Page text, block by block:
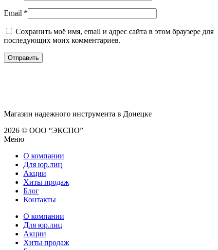
Email *
Сохранить моё имя, email и адрес сайта в этом браузере для
последующих моих комментариев.
Магазин надежного инструмента в Донецке
2026 © ООО “ЭКСПО”
Меню
О компании
Для юр.лиц
Акции
Хиты продаж
Блог
Контакты
О компании
Для юр.лиц
Акции
Хиты продаж